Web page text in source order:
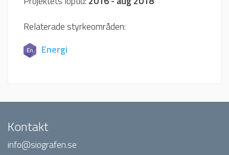
Relaterade styrkeområden:
Energi
Kontakt
info@siografen.se